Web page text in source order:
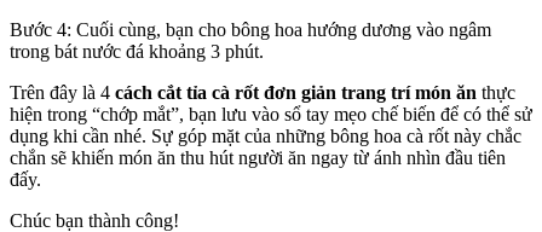
Bước 4: Cuối cùng, bạn cho bông hoa hướng dương vào ngâm
trong bát nước đá khoảng 3 phút.
Trên đây là 4 cách cắt tỉa cà rốt đơn giản trang trí món ăn thực
hiện trong “chớp mắt”, bạn lưu vào sổ tay mẹo chế biến để có thể sử
dụng khi cần nhé. Sự góp mặt của những bông hoa cà rốt này chắc
chắn sẽ khiến món ăn thu hút người ăn ngay từ ánh nhìn đầu tiên
đấy.
Chúc bạn thành công!